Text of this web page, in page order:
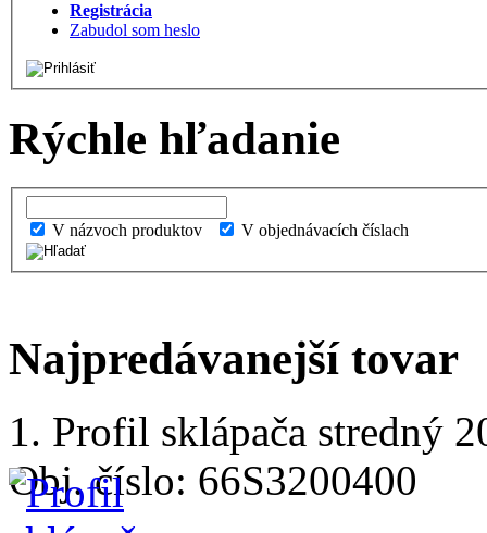
Registrácia
Zabudol som heslo
Rýchle hľadanie
V názvoch produktov V objednávacích číslach
Najpredávanejší tovar
1. Profil sklápača stredný
Obj. číslo: 66S3200400